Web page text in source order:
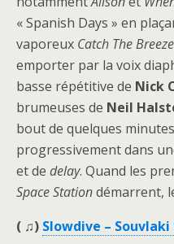
« Spanish Days » en
vaporeux Catch The Breeze
emporter par la voix
basse répétitive de Nick
brumeuses de Neil
bout de quelques
progressivement dans
et de delay. Quand les
Space Stationdémarrent,
( ♫) Slowdive –